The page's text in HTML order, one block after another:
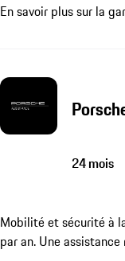
En savoir plus sur la
24 mois
Mobilité et sécurité à
par an. Une